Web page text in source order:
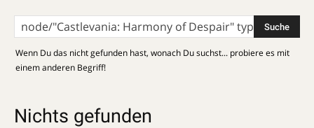
Wenn Du das nicht gefunden hast, wonach Du suchst... probiere es mit
einem anderen Begriff!
Nichts gefunden